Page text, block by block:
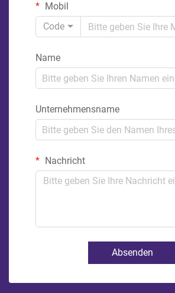
Mobil
Code
Name
Unternehmensname
Nachricht
Absenden